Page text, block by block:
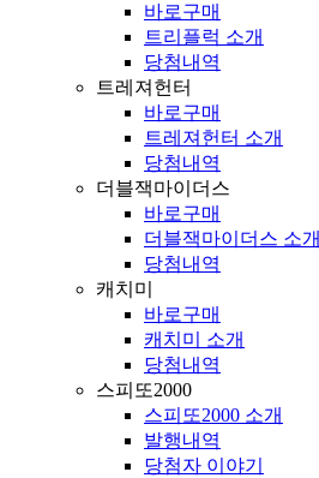
바로구매
트리플럭 소개
당첨내역
트레져헌터
바로구매
트레져헌터 소개
당첨내역
더블잭마이더스
바로구매
더블잭마이더스 소개
당첨내역
캐치미
바로구매
캐치미 소개
당첨내역
스피또2000
스피또2000 소개
발행내역
당첨자 이야기